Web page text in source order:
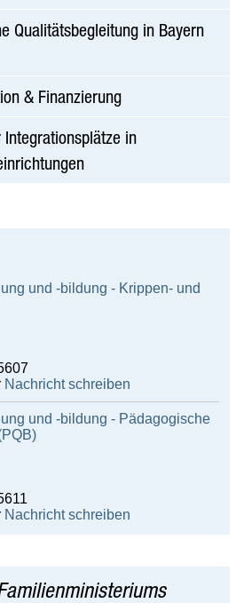
Kinder und Jugendliche
Qualitätsbegleitung in Bayern
& Finanzierung
in
und -bildung - Krippen- und
Nachricht schreiben
und -bildung - Pädagogische
Nachricht schreiben